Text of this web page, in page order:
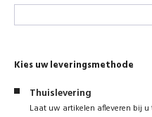
Kies uw leveringsmethode
Thuislevering
Laat uw artikelen afleveren bij u